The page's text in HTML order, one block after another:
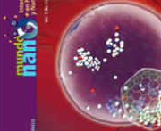
del
artículo